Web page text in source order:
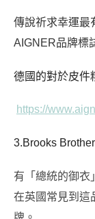
傳說祈求幸運最
AIGNER品牌標
德國的對於皮件
https://
3.Brooks
有「總統的御衣
在英國常見到這